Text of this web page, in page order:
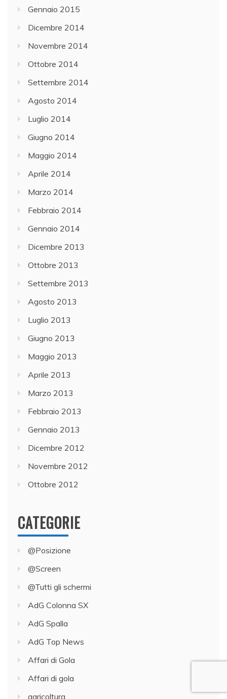
Gennaio 2015
Dicembre 2014
Novembre 2014
Ottobre 2014
Settembre 2014
Agosto 2014
Luglio 2014
Giugno 2014
Maggio 2014
Aprile 2014
Marzo 2014
Febbraio 2014
Gennaio 2014
Dicembre 2013
Ottobre 2013
Settembre 2013
Agosto 2013
Luglio 2013
Giugno 2013
Maggio 2013
Aprile 2013
Marzo 2013
Febbraio 2013
Gennaio 2013
Dicembre 2012
Novembre 2012
Ottobre 2012
CATEGORIE
@Posizione
@Screen
@Tutti gli schermi
AdG Colonna SX
AdG Spalla
AdG Top News
Affari di Gola
Affari di gola
agricoltura